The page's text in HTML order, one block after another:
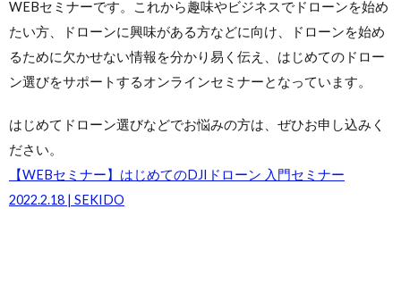
WEBセミナーです。これから趣味やビジネスでドローンを始め
たい方、ドローンに興味がある方などに向け、ドローンを始め
るために欠かせない情報を分かり易く伝え、はじめてのドロー
ン選びをサポートするオンラインセミナーとなっています。
はじめてドローン選びなどでお悩みの方は、ぜひお申し込みく
ださい。
【WEBセミナー】はじめてのDJIドローン 入門セミナー
2022.2.18 | SEKIDO